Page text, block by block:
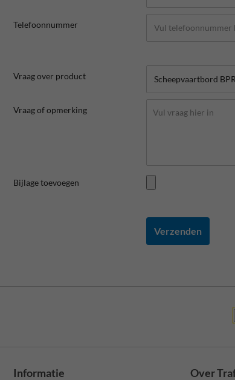
Telefoonnummer
Vraag over product
Vraag of opmerking
Bijlage toevoegen
Verzenden
Informatie Over